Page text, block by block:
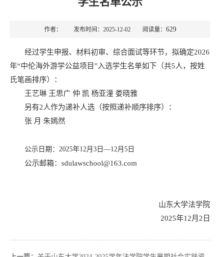
作者： 发布时间：2025-12-02 阅读量： 629
经过学生申报、材料初审、综合面试等环节，拟确定2026
年“中伦海外游学公益项目”入选学生名单如下（共5人，按姓
氏笔画排序）：
王艺琳 王思广 仲 凯 杨亚潼 娄晓雅
另有2人作为递补人选（按照递补顺序排序）：
张 月 朱嫣然
公示日期：2025年12月3日—12月5日
公示邮箱：sdulawschool@163.com
山东大学法学院
2025年12月2日